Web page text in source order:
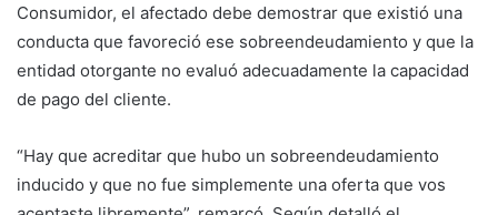
Consumidor, el afectado debe demostrar que existió una
conducta que favoreció ese sobreendeudamiento y que la
entidad otorgante no evaluó adecuadamente la capacidad
de pago del cliente.
“Hay que acreditar que hubo un sobreendeudamiento
inducido y que no fue simplemente una oferta que vos